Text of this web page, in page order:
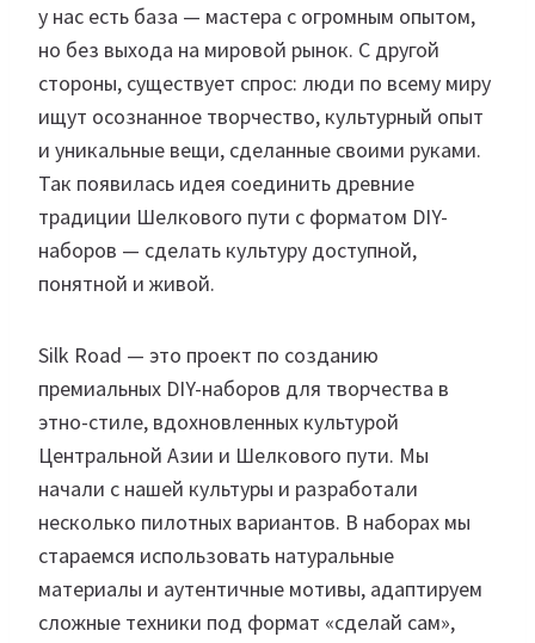
у нас есть база — мастера с огромным опытом,
но без выхода на мировой рынок. С другой
стороны, существует спрос: люди по всему миру
ищут осознанное творчество, культурный опыт
и уникальные вещи, сделанные своими руками.
Так появилась идея соединить древние
традиции Шелкового пути с форматом DIY-
наборов — сделать культуру доступной,
понятной и живой.
Silk Road — это проект по созданию
премиальных DIY-наборов для творчества в
этно-стиле, вдохновленных культурой
Центральной Азии и Шелкового пути. Мы
начали с нашей культуры и разработали
несколько пилотных вариантов. В наборах мы
стараемся использовать натуральные
материалы и аутентичные мотивы, адаптируем
сложные техники под формат «сделай сам»,